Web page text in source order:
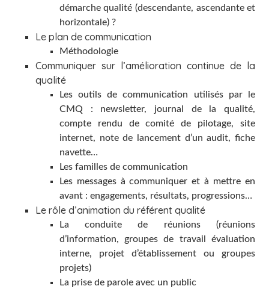
démarche qualité (descendante, ascendante et
horizontale) ?
Le plan de communication
Méthodologie
Communiquer sur l’amélioration continue de la
qualité
Les outils de communication utilisés par le
CMQ : newsletter, journal de la qualité,
compte rendu de comité de pilotage, site
internet, note de lancement d’un audit, fiche
navette…
Les familles de communication
Les messages à communiquer et à mettre en
avant : engagements, résultats, progressions…
Le rôle d’animation du référent qualité
La conduite de réunions (réunions
d’information, groupes de travail évaluation
interne, projet d’établissement ou groupes
projets)
La prise de parole avec un public